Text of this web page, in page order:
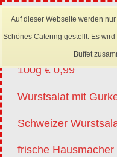
Auf dieser Webseite werden
Schönes Catering gestellt. Es
Buffet
Lyoner für
100g € 0,99
Wurstsalat mit
Schweizer
frische